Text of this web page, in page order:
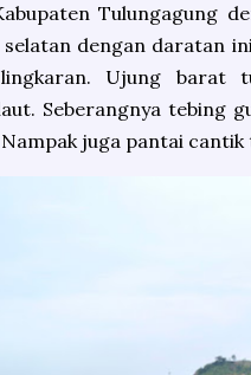
Tulungagung
dengan daratan
Ujung barat
Seberangnya tebing
juga pantai cantik